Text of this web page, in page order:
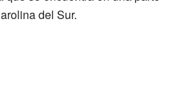
del Sur.